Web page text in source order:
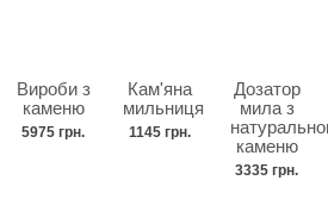
Вироби з
каменю
5975 грн.
Кам'яна
мильниця
1145 грн.
Дозатор
мила з
каменю
3335 грн.